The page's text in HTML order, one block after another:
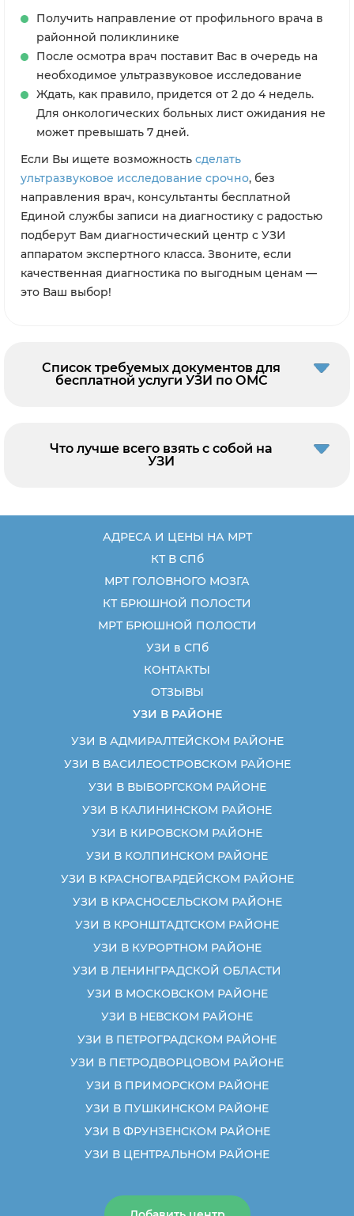
Получить направление от профильного врача в
районной поликлинике
После осмотра врач поставит Вас в очередь на
необходимое ультразвуковое исследование
Ждать, как правило, придется от 2 до 4 недель.
Для онкологических больных лист ожидания не
может превышать 7 дней.
Если Вы ищете возможность сделать
ультразвуковое исследование срочно, без
направления врач, консультанты бесплатной
Единой службы записи на диагностику с радостью
подберут Вам диагностический центр с УЗИ
аппаратом экспертного класса. Звоните, если
качественная диагностика по выгодным ценам —
это Ваш выбор!
Список требуемых документов для
бесплатной услуги УЗИ по ОМС
Что лучше всего взять с собой на
УЗИ
АДРЕСА И ЦЕНЫ НА МРТ
КТ В СПб
МРТ ГОЛОВНОГО МОЗГА
КТ БРЮШНОЙ ПОЛОСТИ
МРТ БРЮШНОЙ ПОЛОСТИ
УЗИ в СПб
КОНТАКТЫ
ОТЗЫВЫ
УЗИ В РАЙОНЕ
УЗИ В АДМИРАЛТЕЙСКОМ РАЙОНЕ
УЗИ В ВАСИЛЕОСТРОВСКОМ РАЙОНЕ
УЗИ В ВЫБОРГСКОМ РАЙОНЕ
УЗИ В КАЛИНИНСКОМ РАЙОНЕ
УЗИ В КИРОВСКОМ РАЙОНЕ
УЗИ В КОЛПИНСКОМ РАЙОНЕ
УЗИ В КРАСНОГВАРДЕЙСКОМ РАЙОНЕ
УЗИ В КРАСНОСЕЛЬСКОМ РАЙОНЕ
УЗИ В КРОНШТАДТСКОМ РАЙОНЕ
УЗИ В КУРОРТНОМ РАЙОНЕ
УЗИ В ЛЕНИНГРАДСКОЙ ОБЛАСТИ
УЗИ В МОСКОВСКОМ РАЙОНЕ
УЗИ В НЕВСКОМ РАЙОНЕ
УЗИ В ПЕТРОГРАДСКОМ РАЙОНЕ
УЗИ В ПЕТРОДВОРЦОВОМ РАЙОНЕ
УЗИ В ПРИМОРСКОМ РАЙОНЕ
УЗИ В ПУШКИНСКОМ РАЙОНЕ
УЗИ В ФРУНЗЕНСКОМ РАЙОНЕ
УЗИ В ЦЕНТРАЛЬНОМ РАЙОНЕ